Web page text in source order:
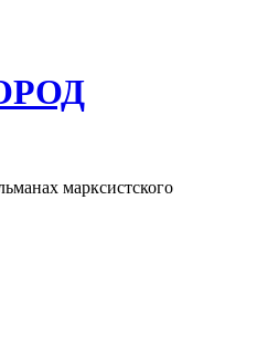
марксистского